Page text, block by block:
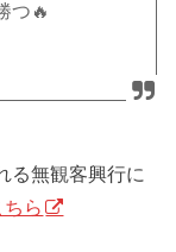
つ🔥
る無観客興行に
ら